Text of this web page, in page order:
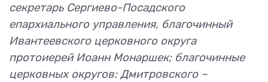
секретарь Сергиево-Посадского
епархиального управления, благочинный
Ивантеевского церковного округа
протоиерей Иоанн Монаршек; благочинные
церковных округов: Дмитровского –